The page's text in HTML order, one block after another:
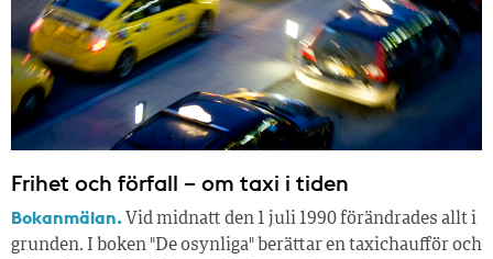
Frihet och förfall – om taxi i tiden
Bokanmälan. Vid midnatt den 1 juli 1990 förändrades allt i
grunden. I boken "De osynliga" berättar en taxichaufför och